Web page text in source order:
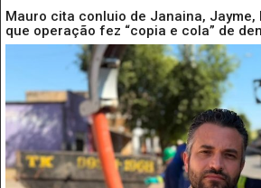
Mauro cita conluio de Janaina, Jayme,
que operação fez “copia e cola” de